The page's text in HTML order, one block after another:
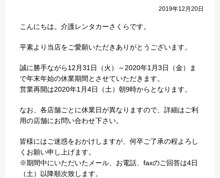
2019年12月20日
こんにちは。介護レンタカーさくらです。
平素より当店をご愛願いただきありがとうございます。
誠に勝手ながら12月31日（火）～2020年1月3日（金）ま
で年末年始の休業期間とさせていただきます。
営業再開は2020年1月4日（土）朝9時からとなります。
なお、各店舗ごとに休業日が異なりますので、詳細はご利
用の店舗にお問い合わせ下さい。
皆様にはご迷惑をおかけしますが、何卒ご了承の程よろし
くお願い申し上げます。
※期間中にいただいたメール、お電話、faxのご回答は4日
（土）以降順次致します。